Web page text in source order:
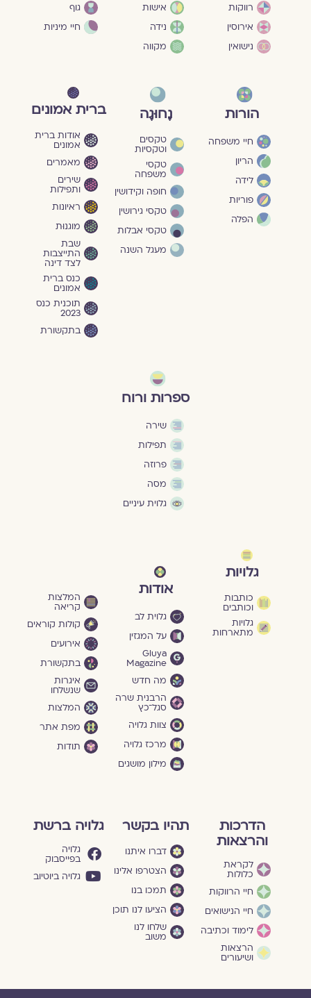
רווקות
אירוסין
נישואין
אישות
נידה
מקווה
גוף
חיי מיניות
הורות
חיי משפחה
הריון
לידה
פוריות
הפלה
נָחוּגָה
טקסים
וטקסיות
טקסי
משפחה
חופה וקידושין
טקסי גירושין
טקסי אבלות
מעגל השנה
ברית אמונים
אודות ברית
אמונים
מאמרים
שירים
ותפילות
ראיונות
מוגנוּת
שבת
התייצבות
לצד דינה
כנס ברית
אמונים
תוכנית כנס
2023
בתקשורת
ספרות ורוח
שירה
תפילות
פרוזה
מסה
גלוית עיניים
גלויות
כותבות
וכותבים
גלויות
מתארחות
אודות
גלוית לב
על המגזין
Gluya
Magazine
מה חדש
הרבנית שרה
סגל־כץ
צוות גלויה
מרכז גלויה
מילון מושגים
המלצות
קריאה
קולות קוראים
אירועים
בתקשורת
איגרות
שנשלחו
המלצות
מפת אתר
תודות
הדרכות
והרצאות
לקראת
כלולות
חיי הרווקות
חיי הנישואים
לימוד וכתיבה
הרצאות
ושיעורים
תהיו בקשר
דברו איתנו
הצטרפו אלינו
תמכו בנו
הציעו לנו תוכן
שלחו לנו
משוב
גלויה ברשת
גלויה
בפייסבוק
גלויה ביוטיוב